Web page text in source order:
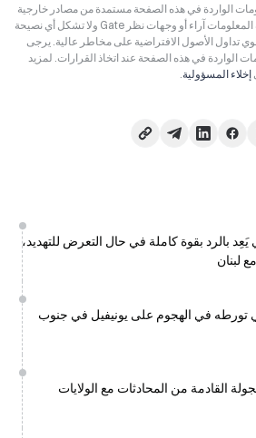
الواردة في هذه الصفحة مستمدة من مصادر خارجية
وهي للمرجعية فقط. لا تمثل هذه المعلومات آراء أو وجهات نظر Gate ولا تشكل أي نصيحة
تداول الأصول الافتراضية على مخاطر عالية. يرجى
الواردة في هذه الصفحة عند اتخاذ القرارات. لمزيد
إخلاء المسؤولية.
يَعِد بالرد بقوة كاملة في حال التعرض للتهديد،
لبنان
تورطه في الهجوم على يونيفيل في جنوب
القادمة من المحادثات مع الولايات